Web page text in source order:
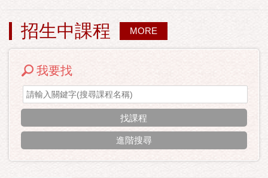
招生中課程 MORE
我要找
進階搜尋